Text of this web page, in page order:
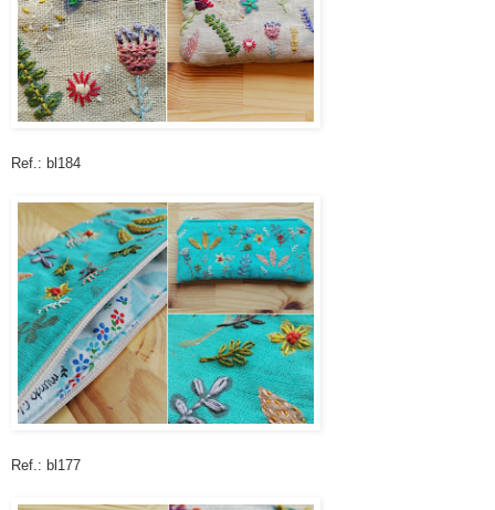
Ref.: bl184
Ref.: bl177